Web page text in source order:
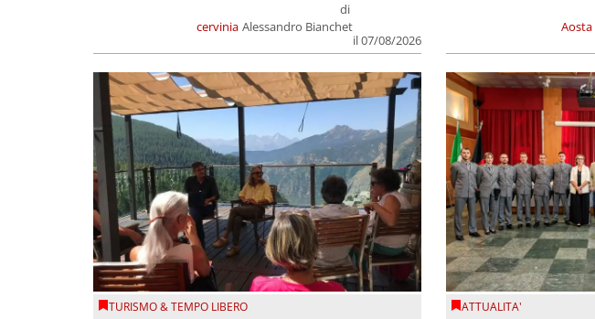
cervinia
di
Alessandro Bianchet
il 07/08/2026
Aosta
TURISMO & TEMPO LIBERO ATTUALITA'